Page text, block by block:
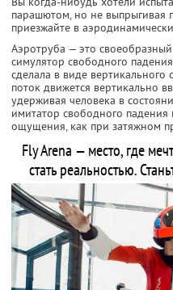
парашютом, но не выпрыгивая
приезжайте в
Аэротруба — это
симулятор свободного
сделала в виде вертикального
поток движется вертикально
удерживая человека в
имитатор свободного падения
ощущения, как при затяжном
Fly Arena — место, где
стать реальностью.